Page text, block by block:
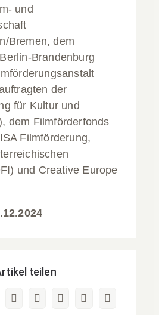
und
Bremen, dem
Brandenburg
der
für Kultur und
dem Filmförderfonds
Filmförderung,
und Creative Europe
teilen
LinkedInWhatsApp
Pinterest
Vk
E-